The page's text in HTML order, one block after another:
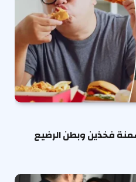
فخذين وبطن الرضيع